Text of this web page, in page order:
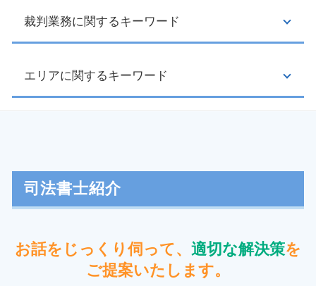
自己破産 携帯契約
債務 整理 期間
個人再生 流れ
利息制限法 計算
任意整理 必要書類
任意整理 和解できない
引き直し 計算
クーリングオフ 口頭
訪問販売 クーリングオフ
特定商取引法 クーリングオフ
クーリングオフ クレジット会社
クーリングオフ 返品
消費者契約法 クーリングオフ
点検商法
裁判業務に関するキーワード
債権 譲渡
少額訴訟 流れ
家賃 未払い
家賃滞納 督促
強制執行 書類
債権回収 時効
エリアに関するキーワード
消費者被害 東京都 司法書士
裁判業務 千葉県 相談
債務整理 神奈川県 相談
債務整理 府中市 相談
司法書士紹介
お話をじっくり伺って、 適切な解決策を
ご提案いたします。